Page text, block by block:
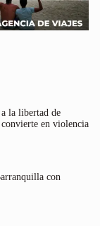
la libertad de
convierte en violencia
con